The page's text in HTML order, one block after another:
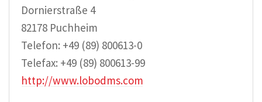
Dornierstraße 4
82178 Puchheim
Telefon: +49 (89) 800613-0
Telefax: +49 (89) 800613-99
http://www.lobodms.com